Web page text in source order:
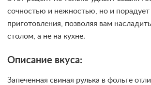
сочностью и нежностью, но и порадует
приготовления, позволяя вам
столом, а не на кухне.
Описание вкуса:
Запеченная свиная рулька в фольге